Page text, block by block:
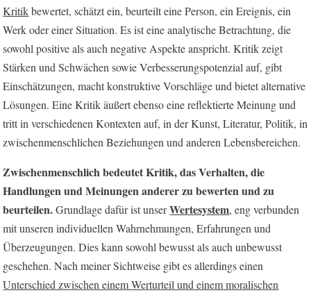
Kritikbewertet, schätzt ein, beurteilt eine Person, ein Ereignis, ein
Werk oder einer Situation. Es ist eine analytische Betrachtung, die
sowohl positive als auch negative Aspekte anspricht. Kritik zeigt
Stärken und Schwächen sowie Verbesserungspotenzial auf, gibt
Einschätzungen, macht konstruktive Vorschläge und bietet alternative
Lösungen. Eine Kritik äußert ebenso eine reflektierte Meinung und
tritt in verschiedenen Kontexten auf, in der Kunst, Literatur, Politik, in
zwischenmenschlichen Beziehungen und anderen Lebensbereichen.
Zwischenmenschlich bedeutet Kritik, das Verhalten, die
Handlungen und Meinungen anderer zu bewerten und zu
beurteilen.Grundlage dafür ist unserWertesystem, eng verbunden
mit unseren individuellen Wahrnehmungen, Erfahrungen und
Überzeugungen. Dies kann sowohl bewusst als auch unbewusst
geschehen. Nach meiner Sichtweise gibt es allerdings einen
Unterschied zwischen einem Werturteil und einem moralischen